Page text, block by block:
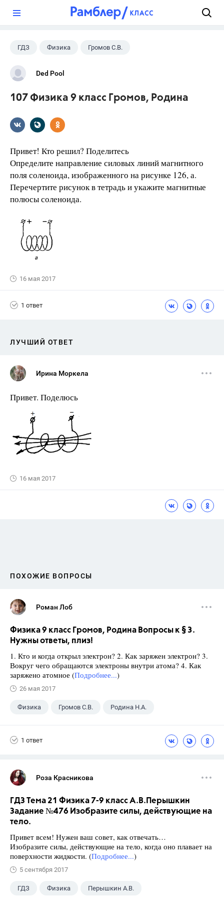
ГДЗ Физика Громов С.В.
Родина Н.А.
Ded Pool
107 Физика 9 класс Громов, Родина
Привет! Кто решил? Поделитесь
Определите направление силовых линий магнитного
поля соленоида, изображенного на рисунке 126, а.
Перечертите рисунок в тетрадь и укажите магнитные
полюсы соленоида.
16 мая 2017
1 ответ
ЛУЧШИЙ ОТВЕТ
Ирина Моркела
Привет. Поделюсь
16 мая 2017
ПОХОЖИЕ ВОПРОСЫ
Роман Лоб
Физика 9 класс Громов, Родина Вопросы к § 3.
Нужны ответы, плиз!
1. Кто и когда открыл электрон? 2. Как заряжен электрон? 3.
Вокруг чего обращаются электроны внутри атома? 4. Как
заряжено атомное (Подробнее...)
26 мая 2017
Физика Громов С.В. Родина Н.А.
1 ответ
Роза Красникова
ГДЗ Тема 21 Физика 7-9 класс А.В.Перышкин
Задание №476 Изобразите силы, действующие на
тело.
Привет всем! Нужен ваш совет, как отвечать…
Изобразите силы, действующие на тело, когда оно плавает на
поверхности жидкости. (Подробнее...)
5 сентября 2017
ГДЗ Физика Перышкин А.В.